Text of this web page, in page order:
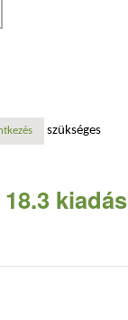
szükséges
kiadás